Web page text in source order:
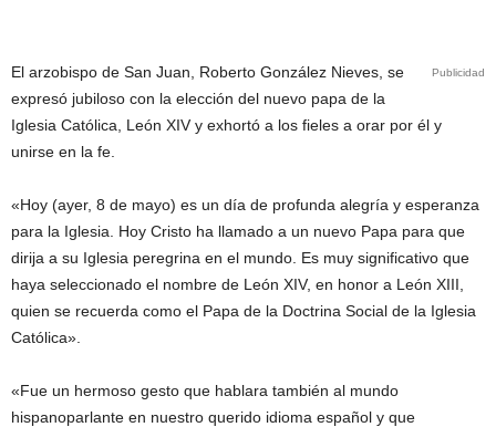
Publicidad
El arzobispo de San Juan, Roberto González Nieves, se
expresó jubiloso con la elección del nuevo papa de la
Iglesia Católica, León XIV y exhortó a los fieles a orar por él y
unirse en la fe.
«Hoy (ayer, 8 de mayo) es un día de profunda alegría y esperanza
para la Iglesia. Hoy Cristo ha llamado a un nuevo Papa para que
dirija a su Iglesia peregrina en el mundo. Es muy significativo que
haya seleccionado el nombre de León XIV, en honor a León XIII,
quien se recuerda como el Papa de la Doctrina Social de la Iglesia
Católica».
«Fue un hermoso gesto que hablara también al mundo
hispanoparlante en nuestro querido idioma español y que